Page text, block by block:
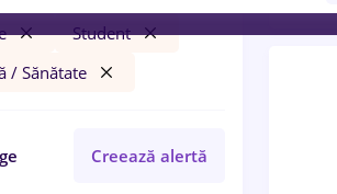
Student
/ Sănătate
Creează alertă